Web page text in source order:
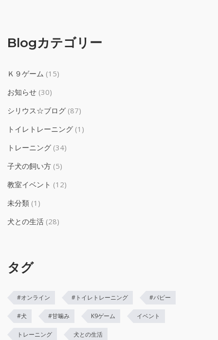
Blogカテゴリー
Ｋ９ゲーム (15)
お知らせ (30)
シリウス☆ブログ (87)
トイレトレーニング (1)
トレーニング (34)
子犬の飼い方 (5)
教室イベント (12)
未分類 (1)
犬との生活 (28)
タグ
#オンライン #トイレトレーニング #パピー
#犬 #甘噛み K9ゲーム イベント
トレーニング 犬との生活